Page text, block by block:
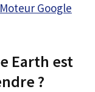
Google
Earth est
?